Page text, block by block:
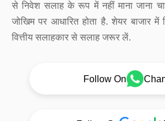
से निवेश सलाह के रूप में नहीं माना जाना
जोखिम पर आधारित होता है. शेयर बाजार
वित्तीय सलाहकार से सलाह जरूर लें.
Follow On